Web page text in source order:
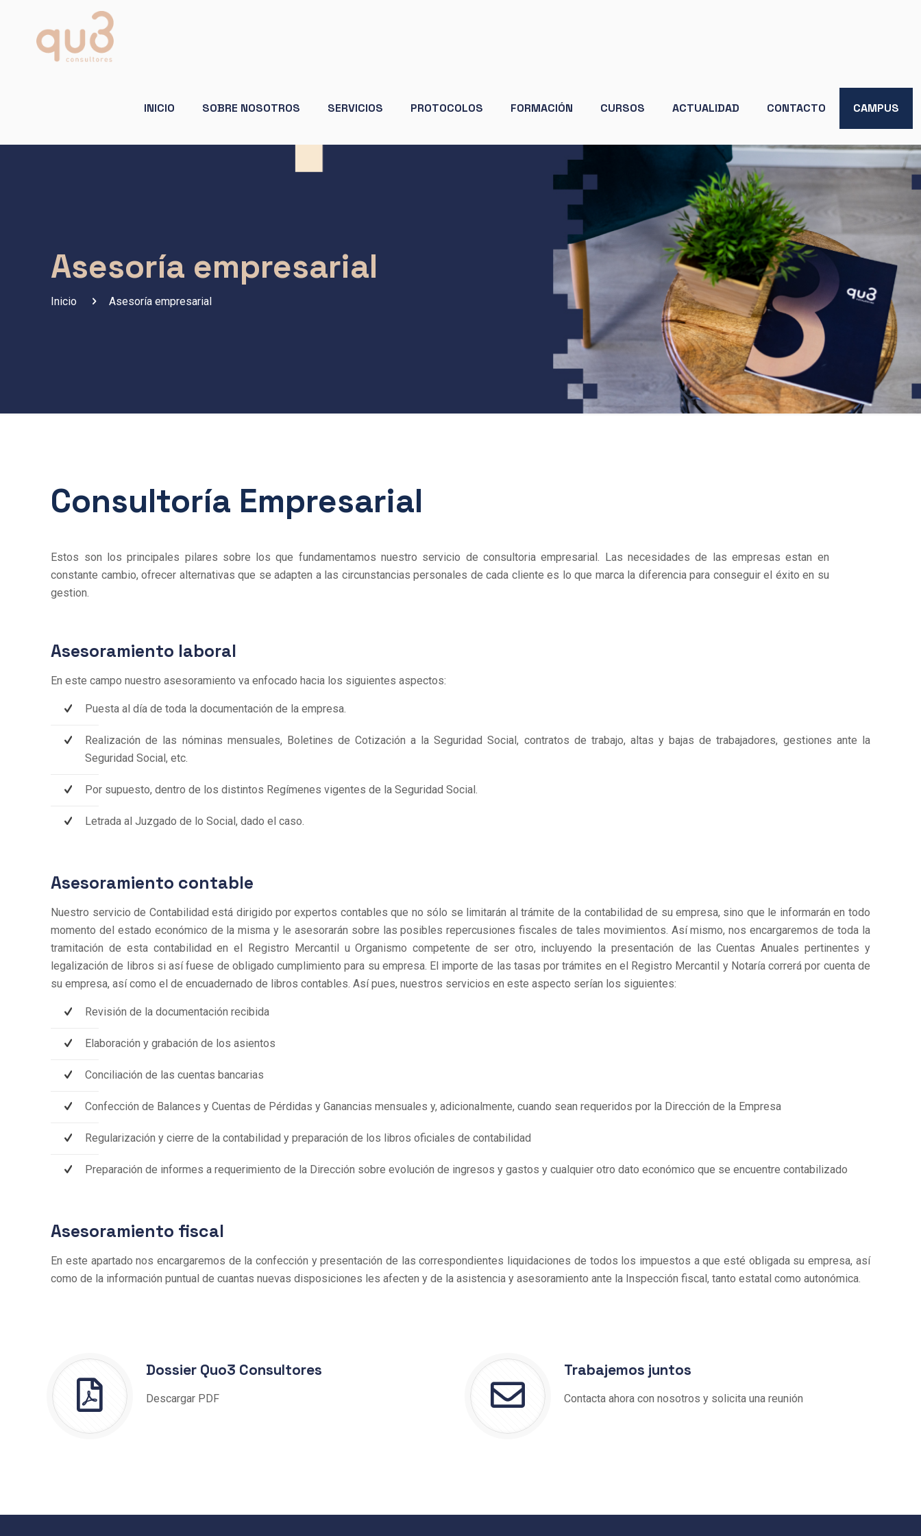
INICIO SOBRE NOSOTROS SERVICIOS PROTOCOLOS FORMACIÓN CURSOS ACTUALIDAD CONTACTO CAMPUS
Asesoría empresarial
Inicio Asesoría empresarial
Consultoría Empresarial
Estos son los principales pilares sobre los que fundamentamos nuestro servicio de consultoria empresarial. Las necesidades de las empresas estan en
constante cambio, ofrecer alternativas que se adapten a las circunstancias personales de cada cliente es lo que marca la diferencia para conseguir el éxito en su
gestion.
Asesoramiento laboral
En este campo nuestro asesoramiento va enfocado hacia los siguientes aspectos:
Puesta al día de toda la documentación de la empresa.
Realización de las nóminas mensuales, Boletines de Cotización a la Seguridad Social, contratos de trabajo, altas y bajas de trabajadores, gestiones ante la
Seguridad Social, etc.
Por supuesto, dentro de los distintos Regímenes vigentes de la Seguridad Social.
Letrada al Juzgado de lo Social, dado el caso.
Asesoramiento contable
Nuestro servicio de Contabilidad está dirigido por expertos contables que no sólo se limitarán al trámite de la contabilidad de su empresa, sino que le informarán en todo
momento del estado económico de la misma y le asesorarán sobre las posibles repercusiones fiscales de tales movimientos. Así mismo, nos encargaremos de toda la
tramitación de esta contabilidad en el Registro Mercantil u Organismo competente de ser otro, incluyendo la presentación de las Cuentas Anuales pertinentes y
legalización de libros si así fuese de obligado cumplimiento para su empresa. El importe de las tasas por trámites en el Registro Mercantil y Notaría correrá por cuenta de
su empresa, así como el de encuadernado de libros contables. Así pues, nuestros servicios en este aspecto serían los siguientes:
Revisión de la documentación recibida
Elaboración y grabación de los asientos
Conciliación de las cuentas bancarias
Confección de Balances y Cuentas de Pérdidas y Ganancias mensuales y, adicionalmente, cuando sean requeridos por la Dirección de la Empresa
Regularización y cierre de la contabilidad y preparación de los libros oficiales de contabilidad
Preparación de informes a requerimiento de la Dirección sobre evolución de ingresos y gastos y cualquier otro dato económico que se encuentre contabilizado
Asesoramiento fiscal
En este apartado nos encargaremos de la confección y presentación de las correspondientes liquidaciones de todos los impuestos a que esté obligada su empresa, así
como de la información puntual de cuantas nuevas disposiciones les afecten y de la asistencia y asesoramiento ante la Inspección fiscal, tanto estatal como autonómica.
Dossier Quo3 Consultores
Descargar PDF
Trabajemos juntos
Contacta ahora con nosotros y solicita una reunión